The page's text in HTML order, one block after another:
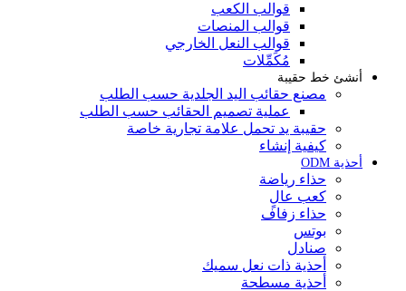
قوالب الكعب
قوالب المنصات
قوالب النعل الخارجي
مُكَمِّلات
أنشئ خط حقيبة
مصنع حقائب اليد الجلدية حسب الطلب
عملية تصميم الحقائب حسب الطلب
حقيبة يد تحمل علامة تجارية خاصة
كيفية إنشاء
أحذية ODM
حذاء رياضة
كعب عالٍ
حذاء زفاف
بوتس
صنادل
أحذية ذات نعل سميك
أحذية مسطحة